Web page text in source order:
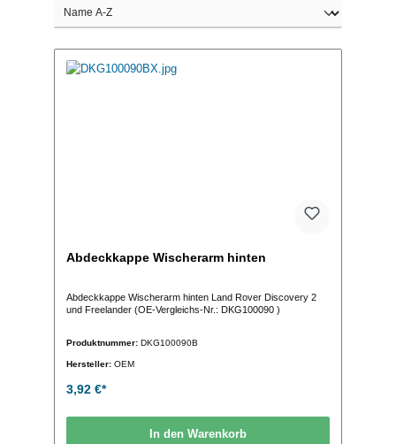
Abdeckkappe Wischerarm hinten
Abdeckkappe Wischerarm hinten Land Rover Discovery 2
und Freelander (OE-Vergleichs-Nr.: DKG100090 )
Produktnummer: DKG100090B
Hersteller: OEM
3,92 €*
In den Warenkorb